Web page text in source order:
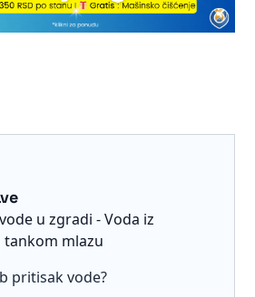
u zgradi - Voda iz
tankom mlazu
pritisak vode?